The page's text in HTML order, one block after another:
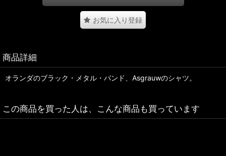
お気に入り登録
商品詳細
オランダのブラック・メタル・バンド、Asgrauwのシャツ。
この商品を買った人は、こんな商品も買っています